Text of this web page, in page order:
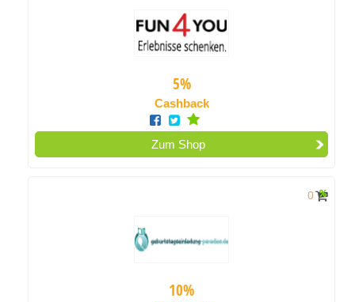
5%
Cashback
Zum Shop
0
10%